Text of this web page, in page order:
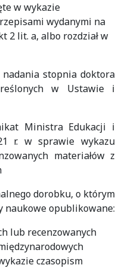
w wykazie
wydanymi na
2 lit. a, albo rozdział w
stopnia doktora
w Ustawie i
Ministra Edukacji i
r. w sprawie wykazu
materiałów z
dorobku, o którym
naukowe opublikowane:
lub recenzowanych
czasopism